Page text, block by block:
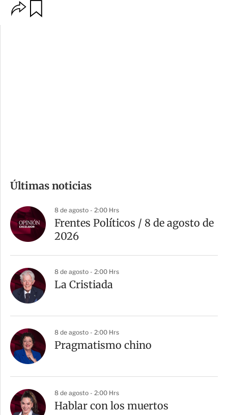
p
p
a
r
t
Últimas noticias
8 de agosto - 2:00 Hrs
Frentes Políticos / 8 de agosto de
2026
8 de agosto - 2:00 Hrs
La Cristiada
8 de agosto - 2:00 Hrs
Pragmatismo chino
8 de agosto - 2:00 Hrs
Hablar con los muertos